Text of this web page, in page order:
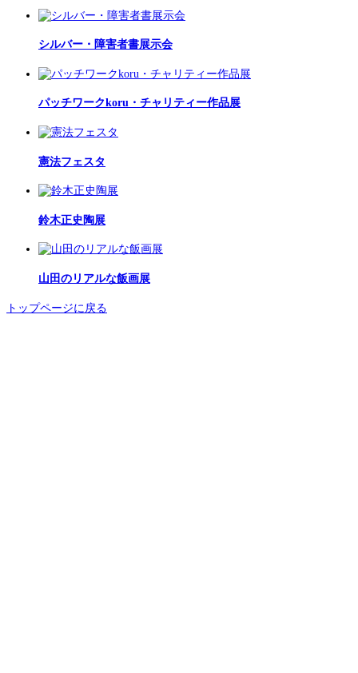
シルバー・障害者書展示会
パッチワークkoru・チャリティー作品展
憲法フェスタ
鈴木正史陶展
山田のリアルな飯画展
トップページに戻る